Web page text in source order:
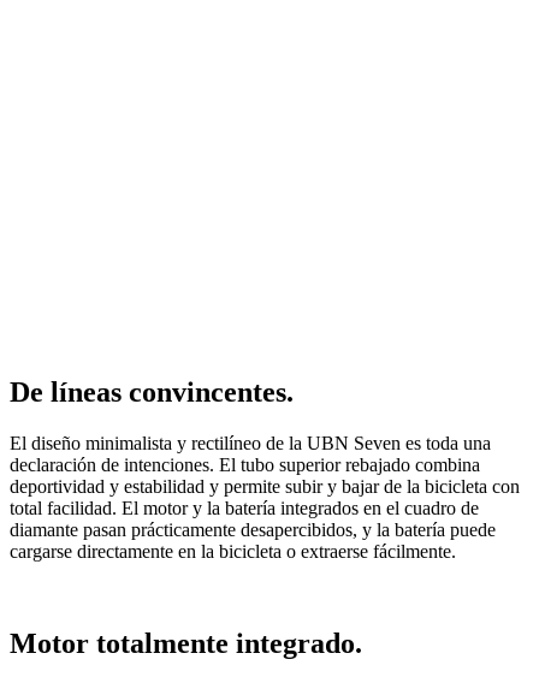
De líneas convincentes.
El diseño minimalista y rectilíneo de la UBN Seven es toda una
declaración de intenciones. El tubo superior rebajado combina
deportividad y estabilidad y permite subir y bajar de la bicicleta con
total facilidad. El motor y la batería integrados en el cuadro de
diamante pasan prácticamente desapercibidos, y la batería puede
cargarse directamente en la bicicleta o extraerse fácilmente.
Motor totalmente integrado.